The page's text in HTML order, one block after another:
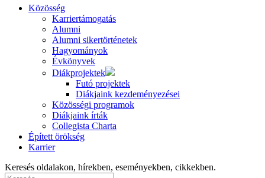
Közösség
Karriertámogatás
Alumni
Alumni sikertörténetek
Hagyományok
Évkönyvek
Diákprojektek
Futó projektek
Diákjaink kezdeményezései
Közösségi programok
Diákjaink írták
Collegista Charta
Épített örökség
Karrier
Keresés oldalakon, hírekben, eseményekben, cikkekben.